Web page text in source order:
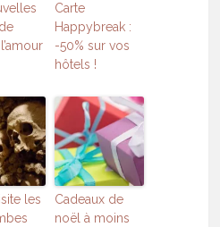
Carte
Happybreak :
-50% sur vos
hôtels !
les
Cadeaux de
noël à moins